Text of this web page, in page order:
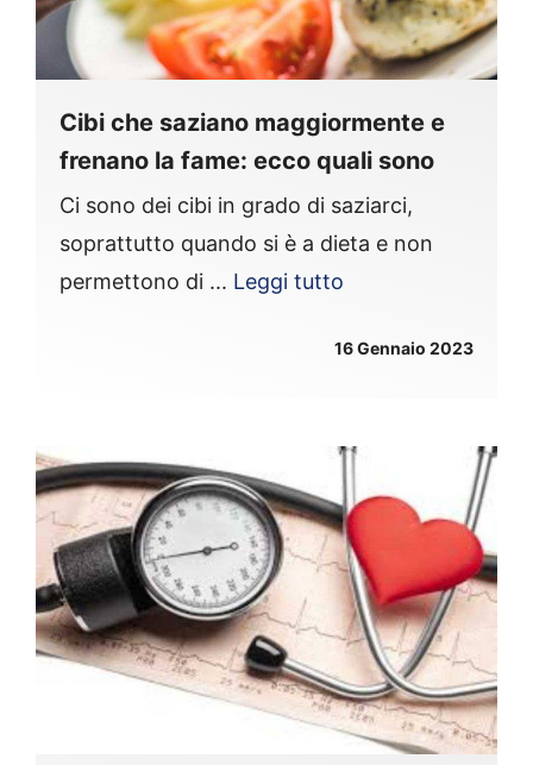
Cibi che saziano maggiormente e
frenano la fame: ecco quali sono
Ci sono dei cibi in grado di saziarci,
soprattutto quando si è a dieta e non
permettono di ... Leggi tutto
16 Gennaio 2023